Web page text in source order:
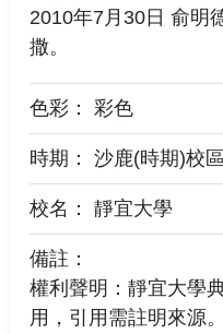
2010年7月30日 俞明
撒。
色彩： 彩色
時期： 沙鹿(時期)校區
校名： 靜宜大學
備註：
權利聲明：靜宜大學
用，引用需註明來源。